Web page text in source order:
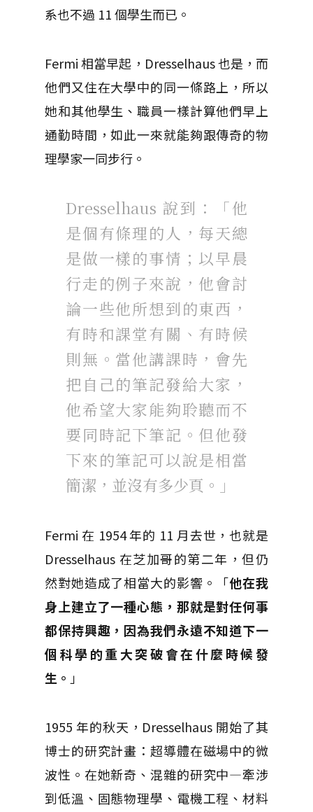
系也不過 11 個學生而已。
Fermi 相當早起，Dresselhaus 也是，而
他們又住在大學中的同一條路上，所以
她和其他學生、職員一樣計算他們早上
通勤時間，如此一來就能夠跟傳奇的物
理學家一同步行。
Dresselhaus 說到：「他
是個有條理的人，每天總
是做一樣的事情；以早晨
行走的例子來說，他會討
論一些他所想到的東西，
有時和課堂有關、有時候
則無。當他講課時，會先
把自己的筆記發給大家，
他希望大家能夠聆聽而不
要同時記下筆記。但他發
下來的筆記可以說是相當
簡潔，並沒有多少頁。」
Fermi 在 1954 年的 11 月去世，也就是
Dresselhaus 在芝加哥的第二年，但仍
然對她造成了相當大的影響。「他在我
身上建立了一種心態，那就是對任何事
都保持興趣，因為我們永遠不知道下一
個科學的重大突破會在什麼時候發
生。 」
1955 年的秋天，Dresselhaus 開始了其
博士的研究計畫：超導體在磁場中的微
波性。在她新奇、混雜的研究中—牽涉
到低溫、固態物理學、電機工程、材料